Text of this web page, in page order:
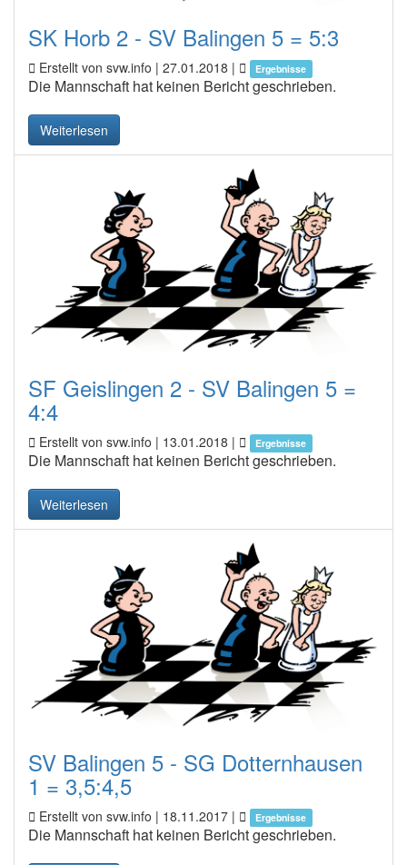
SK Horb 2 - SV Balingen 5 = 5:3
Erstellt von svw.info | 27.01.2018 | Ergebnisse
Die Mannschaft hat keinen Bericht geschrieben.
Weiterlesen
SF Geislingen 2 - SV Balingen 5 =
4:4
Erstellt von svw.info | 13.01.2018 | Ergebnisse
Die Mannschaft hat keinen Bericht geschrieben.
Weiterlesen
SV Balingen 5 - SG Dotternhausen
1 = 3,5:4,5
Erstellt von svw.info | 18.11.2017 | Ergebnisse
Die Mannschaft hat keinen Bericht geschrieben.